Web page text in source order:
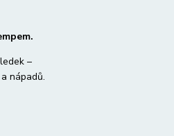
–
nápadů.